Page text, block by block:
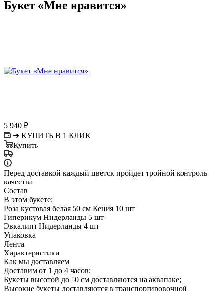
Букет «Мне нравится»
5 940 ₽
➜ КУПИТЬ В 1 КЛИК
Купить
Перед доставкой каждый цветок пройдет тройной контроль
качества
Состав
В этом букете:
Роза кустовая белая 50 см Кения 10 шт
Гиперикум Нидерланды 5 шт
Эвкалипт Нидерланды 4 шт
Упаковка
Лента
Характеристики
Как мы доставляем
Доставим от 1 до 4 часов;
Букеты высотой до 50 см доставляются на аквапаке;
Высокие букеты доставляются в транспортировочной